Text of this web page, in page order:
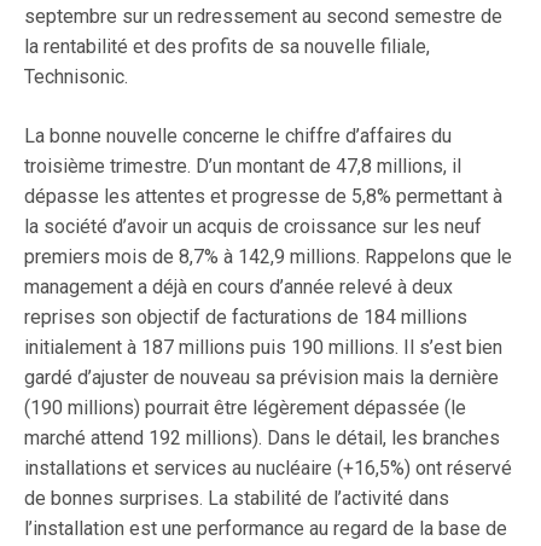
septembre sur un redressement au second semestre de
la rentabilité et des profits de sa nouvelle filiale,
Technisonic.
La bonne nouvelle concerne le chiffre d’affaires du
troisième trimestre. D’un montant de 47,8 millions, il
dépasse les attentes et progresse de 5,8% permettant à
la société d’avoir un acquis de croissance sur les neuf
premiers mois de 8,7% à 142,9 millions. Rappelons que le
management a déjà en cours d’année relevé à deux
reprises son objectif de facturations de 184 millions
initialement à 187 millions puis 190 millions. Il s’est bien
gardé d’ajuster de nouveau sa prévision mais la dernière
(190 millions) pourrait être légèrement dépassée (le
marché attend 192 millions). Dans le détail, les branches
installations et services au nucléaire (+16,5%) ont réservé
de bonnes surprises. La stabilité de l’activité dans
l’installation est une performance au regard de la base de